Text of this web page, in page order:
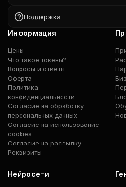
Поддержка
Информация
Цены
Что такое токены?
Вопросы и ответы
Оферта
Политика
конфиденциальности
Согласие на обработку
персональных данных
Согласие на использование
cookies
Согласие на рассылку
Реквизиты
Нейросети